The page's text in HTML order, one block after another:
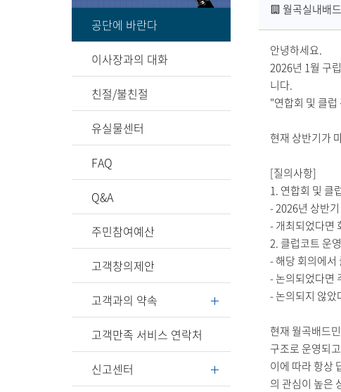
공단에 바란다
이사장과의 대화
친절/불친절
유실물센터
FAQ
Q&A
주민참여예산
고객창의제안
고객과의 약속
고객만족 서비스 연락처
신고센터
사
업
장
명
월곡실내배
안녕하세요.
2026년 1월 구
니다.
"연합회 및 클
현재 상반기가
[질의사항]
1. 연합회 및 클
- 2026년 상반
- 개최되었다면
2. 클럽코트 운
- 해당 회의에서
- 논의되었다면
- 논의되지 않았
현재 월곡배드
구조로 운영되
이에 따라 항상
의 관심이 높은